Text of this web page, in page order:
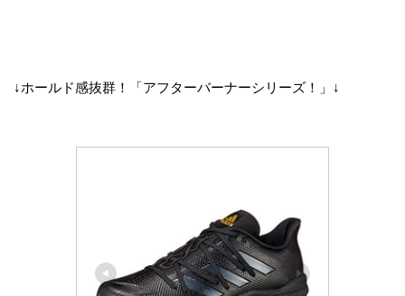
↓ホールド感抜群！「アフターバーナーシリーズ！」↓